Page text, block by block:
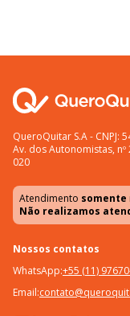
QueroQuitar S.A - CNPJ:
Av. dos Autonomistas, nº
020
Atendimento somente
Não realizamos
Nossos contatos
WhatsApp:+55 (11)
Email: